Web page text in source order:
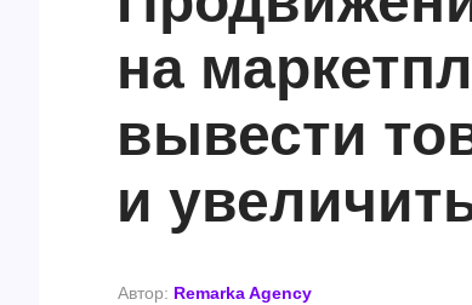
на
вывести
и
Автор: Remarka Agency